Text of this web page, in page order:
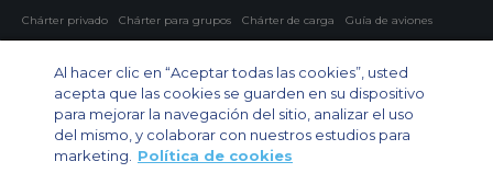
Chárter privado
Chárter para grupos Chárter de carga Guía de aviones
Private Charter App
Al hacer clic en “Aceptar todas las cookies”, usted
acepta que las cookies se guarden en su dispositivo
para mejorar la navegación del sitio, analizar el uso
del mismo, y colaborar con nuestros estudios para
marketing.
Política de cookies